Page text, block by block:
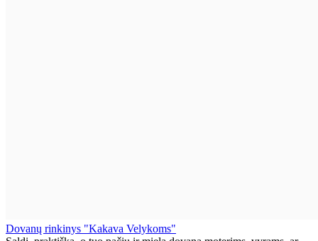
Dovanų rinkinys "Kakava Velykoms"